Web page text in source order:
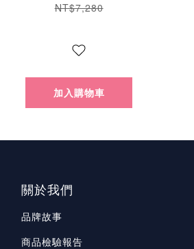
NT$7,280
加入購物車
關於我們
品牌故事
商品檢驗報告